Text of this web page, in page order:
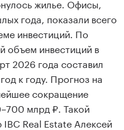
жилье. Офисы,
года, показали всего
инвестиций. По
объем инвестиций в
2026 года составил
к году. Прогноз на
сокращение
млрд ₽. Такой
IBC Real Estate Алексей